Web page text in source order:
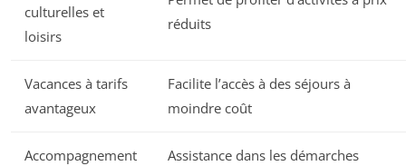
culturelles et
loisirs
réduits
Vacances à tarifs
avantageux
Facilite l’accès à des séjours à
moindre coût
Accompagnement
Assistance dans les démarches